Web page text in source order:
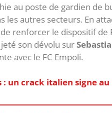
au poste de gardien de
les autres secteurs. En
renforcer le dispositif de
son dévolu sur
avec le FC Empoli.
: un crack italien signe au